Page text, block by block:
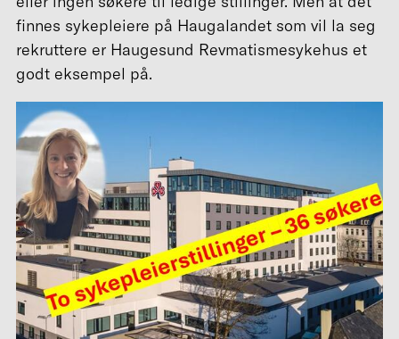
finnes sykepleiere på Haugalandet som vil la seg
rekruttere er Haugesund Revmatismesykehus et
godt eksempel på.